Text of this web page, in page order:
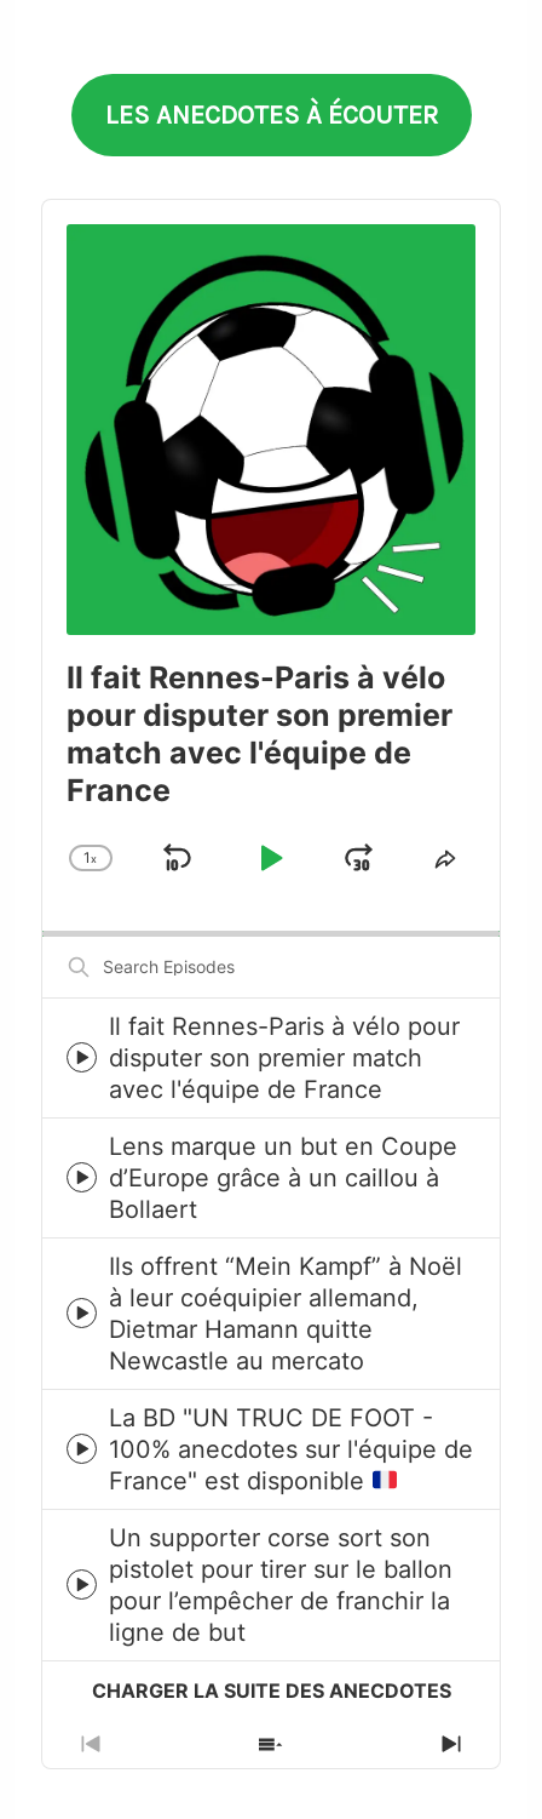
LES ANECDOTES À ÉCOUTER
Audio
Player
Il fait Rennes-Paris à vélo
pour disputer son premier
match avec l'équipe de
France
Change
1x
Skip
Play
JumpShare
Search
Episodes
Episode
play
icon
Il fait Rennes-Paris à vélo pour
disputer son premier match
avec l'équipe de France
Episode
play
icon
Lens marque un but en Coupe
d’Europe grâce à un caillou à
Bollaert
Episode
play
icon
Ils offrent “Mein Kampf” à Noël
à leur coéquipier allemand,
Dietmar Hamann quitte
Newcastle au mercato
Episode
play
icon
La BD "UN TRUC DE FOOT -
100% anecdotes sur l'équipe de
France" est disponible
Episode
play
icon
Un supporter corse sort son
pistolet pour tirer sur le ballon
pour l’empêcher de franchir la
ligne de but
Previous
Episode
Show
Episodes
Next
Episode